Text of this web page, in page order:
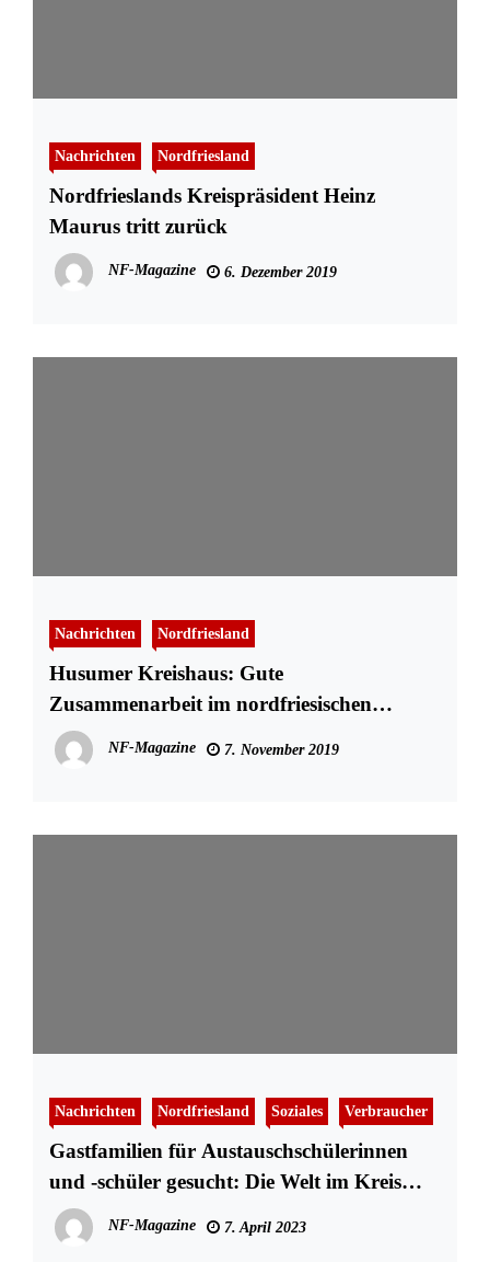
Nachrichten Nordfriesland
Nordfrieslands Kreispräsident Heinz
Maurus tritt zurück
NF-Magazine 6. Dezember 2019
Nachrichten Nordfriesland
Husumer Kreishaus: Gute
Zusammenarbeit im nordfriesischen
Katastrophenstab
NF-Magazine 7. November 2019
Nachrichten Nordfriesland Soziales Verbraucher
Gastfamilien für Austauschschülerinnen
und -schüler gesucht: Die Welt im Kreis
Nordfriesland entdecken
NF-Magazine 7. April 2023